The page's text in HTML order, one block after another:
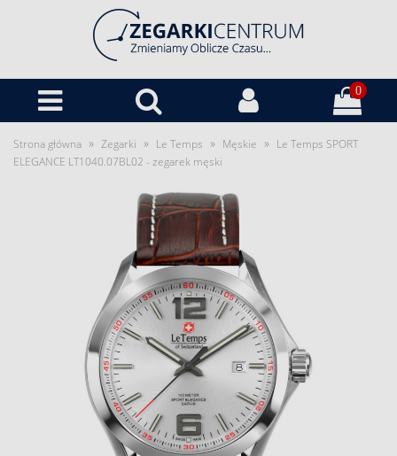
0
Strona główna » Zegarki » Le Temps » Męskie » Le Temps SPORT
ELEGANCE LT1040.07BL02 - zegarek męski